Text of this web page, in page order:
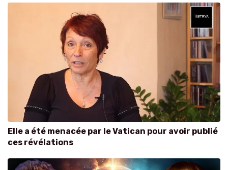
Elle a été menacée par le Vatican pour avoir publié
ces révélations